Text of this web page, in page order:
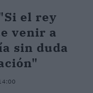
el rey
venir a
sin duda